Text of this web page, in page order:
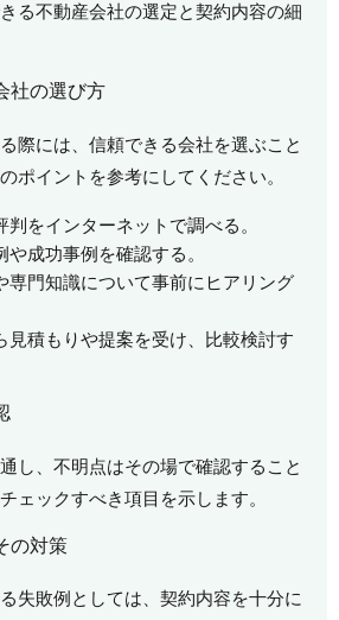
る不動産会社の選定と契約内容の細
社の選び方
際には、信頼できる会社を選ぶこと
ポイントを参考にしてください。
判をインターネットで調べる。
成功事例を確認する。
専門知識について事前にヒアリング
見積もりや提案を受け、比較検討す
し、不明点はその場で確認すること
ェックすべき項目を示します。
の対策
失敗例としては、契約内容を十分に